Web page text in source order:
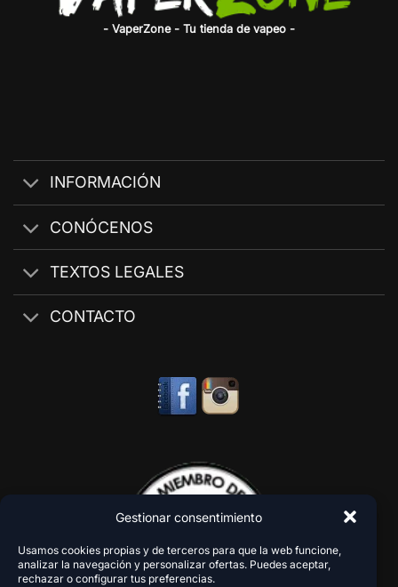
Gestionar consentimiento
Usamos cookies propias y de terceros para que la web funcione,
analizar la navegación y personalizar ofertas. Puedes aceptar,
rechazar o configurar tus preferencias.
- VaperZone - Tu tienda de vapeo -
INFORMACIÓN
CONÓCENOS
TEXTOS LEGALES
CONTACTO